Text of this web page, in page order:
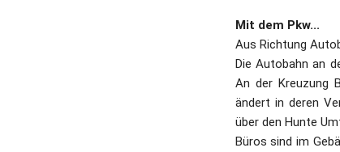
Mit dem Pkw...
Aus Richtung
Die Autobahn an
An der Kreuzung
ändert in deren
über den Hunte
Büros sind im